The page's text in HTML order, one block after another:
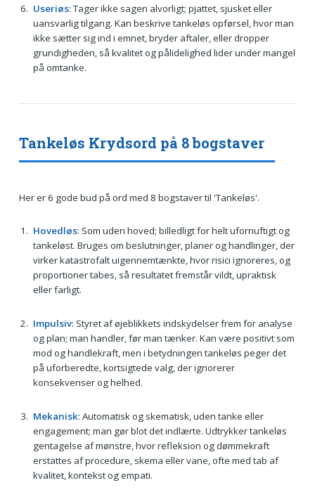
Useriøs: Tager ikke sagen alvorligt; pjattet, sjusket eller
uansvarlig tilgang. Kan beskrive tankeløs opførsel, hvor man
ikke sætter sig ind i emnet, bryder aftaler, eller dropper
grundigheden, så kvalitet og pålidelighed lider under mangel
på omtanke.
Tankeløs Krydsord på 8 bogstaver
Her er 6 gode bud på ord med 8 bogstaver til 'Tankeløs'.
Hovedløs: Som uden hoved; billedligt for helt ufornuftigt og
tankeløst. Bruges om beslutninger, planer og handlinger, der
virker katastrofalt uigennemtænkte, hvor risici ignoreres, og
proportioner tabes, så resultatet fremstår vildt, upraktisk
eller farligt.
Impulsiv: Styret af øjeblikkets indskydelser frem for analyse
og plan; man handler, før man tænker. Kan være positivt som
mod og handlekraft, men i betydningen tankeløs peger det
på uforberedte, kortsigtede valg, der ignorerer
konsekvenser og helhed.
Mekanisk: Automatisk og skematisk, uden tanke eller
engagement; man gør blot det indlærte. Udtrykker tankeløs
gentagelse af mønstre, hvor refleksion og dømmekraft
erstattes af procedure, skema eller vane, ofte med tab af
kvalitet, kontekst og empati.